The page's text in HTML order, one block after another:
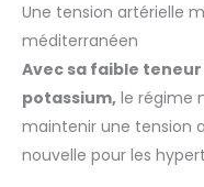
Une tension artérielle
méditerranéen
Avec sa faible
potassium, le régime
maintenir une tension
nouvelle pour les